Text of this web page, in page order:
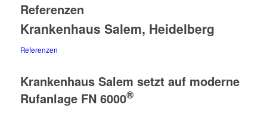
Referenzen
Krankenhaus Salem, Heidelberg
Referenzen
Krankenhaus Salem setzt auf moderne
Rufanlage FN 6000®